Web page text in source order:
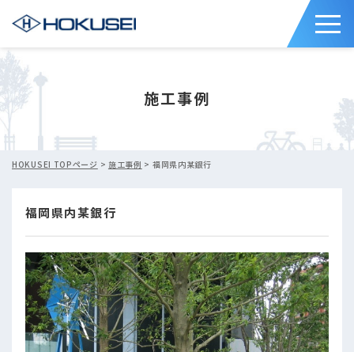
施工事例
HOKUSEI TOPページ > 施工事例 > 福岡県内某銀行
福岡県内某銀行